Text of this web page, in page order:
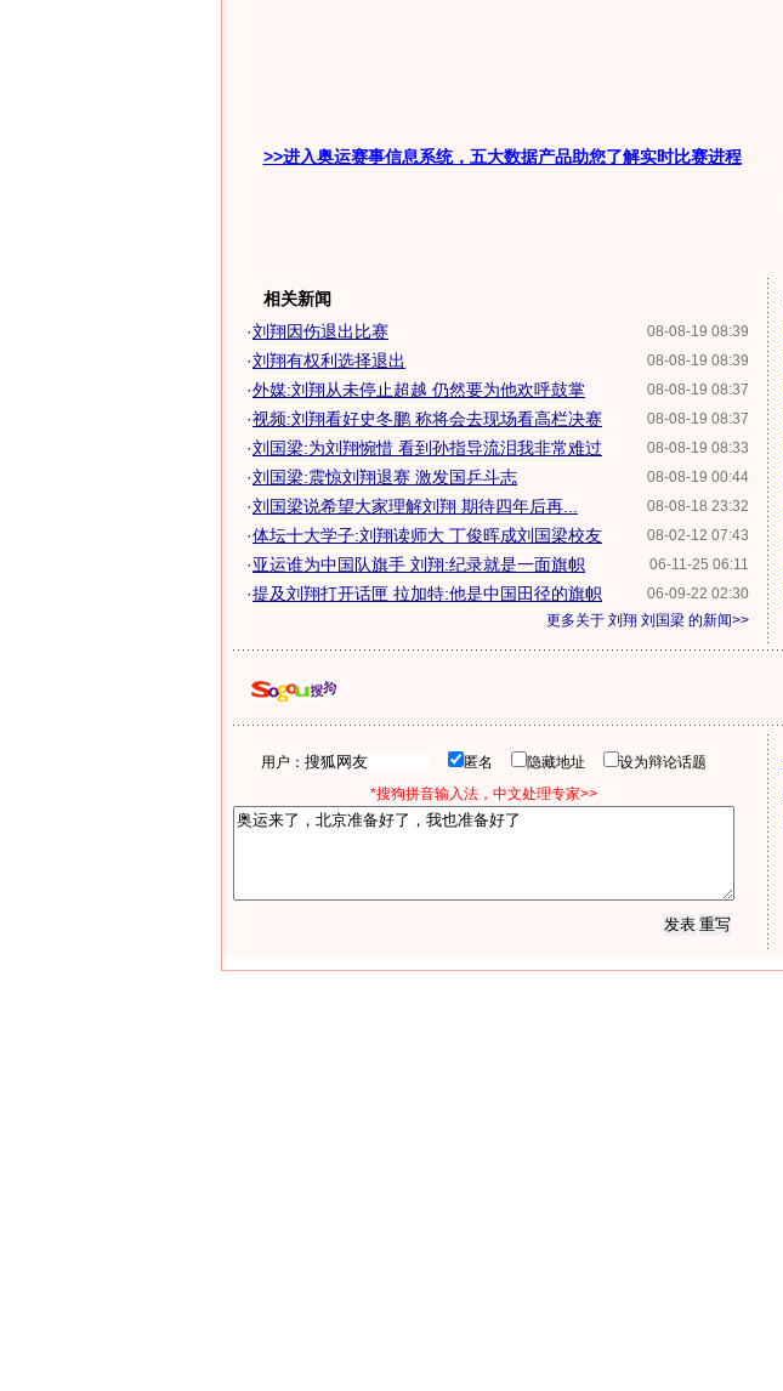
>>进入奥运赛事信息系统，五大数据产品助您了解实时比赛进程
相关新闻
08-08-19 08:39
·刘翔因伤退出比赛
08-08-19 08:39
·刘翔有权利选择退出
08-08-19 08:37
·外媒:刘翔从未停止超越 仍然要为他欢呼鼓掌
08-08-19 08:37
·视频:刘翔看好史冬鹏 称将会去现场看高栏决赛
08-08-19 08:33
·刘国梁:为刘翔惋惜 看到孙指导流泪我非常难过
08-08-19 00:44
·刘国梁:震惊刘翔退赛 激发国乒斗志
08-08-18 23:32
·刘国梁说希望大家理解刘翔 期待四年后再...
08-02-12 07:43
·体坛十大学子:刘翔读师大 丁俊晖成刘国梁校友
06-11-25 06:11
·亚运谁为中国队旗手 刘翔:纪录就是一面旗帜
06-09-22 02:30
·提及刘翔打开话匣 拉加特:他是中国田径的旗帜
更多关于 刘翔 刘国梁 的新闻>>
用户： 匿名 隐藏地址
设为辩论话题
*搜狗拼音输入法，中文处理专家>>